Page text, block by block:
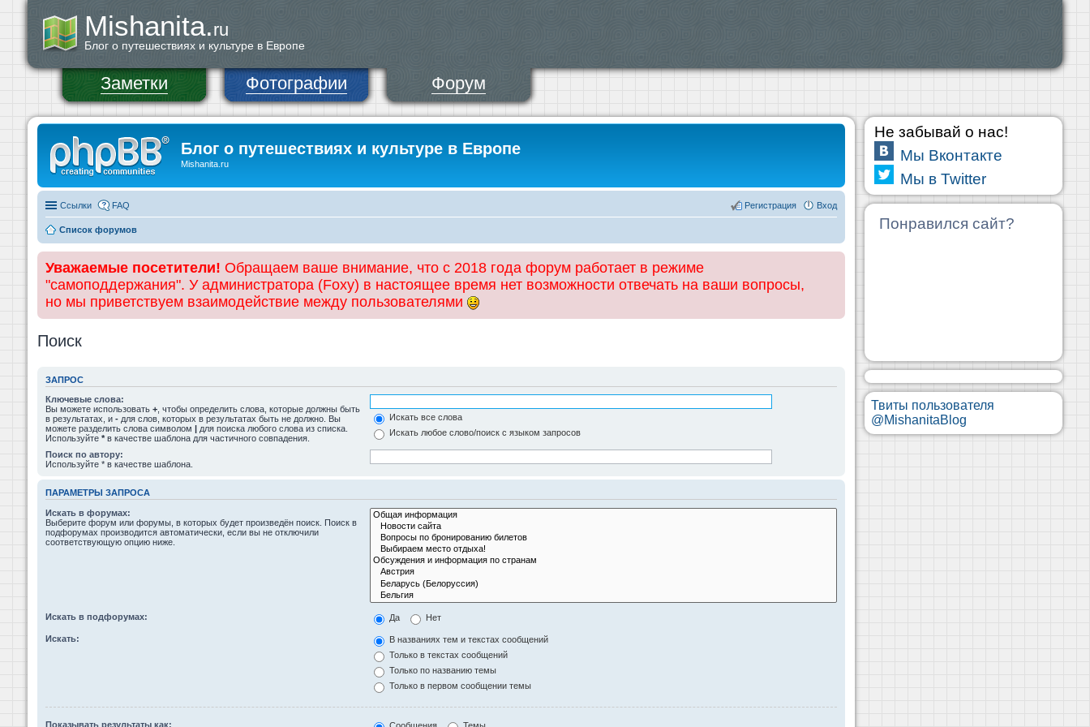
Mishanita.ru
Блог о путешествиях и культуре в Европе
Заметки Фотографии Форум
Блог о путешествиях и культуре в Европе
Mishanita.ru
Ссылки FAQ Вход
Регистрация
Список форумов
Уважаемые посетители! Обращаем ваше внимание, что с 2018 года форум работает в режиме
"самоподдержания". У администратора (Foxy) в настоящее время нет возможности отвечать на ваши вопросы,
но мы приветствуем взаимодействие между пользователями
Поиск
ЗАПРОС
Ключевые слова:
Вы можете использовать + , чтобы определить слова, которые должны быть
в результатах, и - для слов, которых в результатах быть не должно. Вы
можете разделить слова символом | для поиска любого слова из списка.
Используйте * в качестве шаблона для частичного совпадения.
Искать все слова
Искать любое слово/поиск с языком запросов
Поиск по автору:
Используйте * в качестве шаблона.
ПАРАМЕТРЫ ЗАПРОСА
Искать в форумах:
Выберите форум или форумы, в которых будет произведён поиск. Поиск в
подфорумах производится автоматически, если вы не отключили
соответствующую опцию ниже.
Искать в подфорумах: Да Нет
Искать:
В названиях тем и текстах сообщений
Только в текстах сообщений
Только по названию темы
Только в первом сообщении темы
Показывать результаты как:
Не забывай о нас!
Мы Вконтакте
Мы в Twitter
Понравился сайт?
Твиты пользователя
@MishanitaBlog